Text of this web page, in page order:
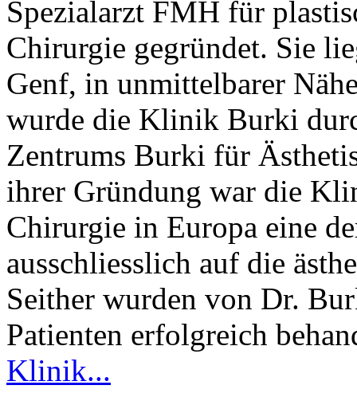
Spezialarzt FMH für
Chirurgie gegründet. Sie
Genf, in unmittelbarer
wurde die Klinik Burki
Zentrums Burki für
ihrer Gründung war die
Chirurgie in Europa eine
ausschliesslich auf die
Seither wurden von Dr.
Patienten erfolgreich
Klinik...